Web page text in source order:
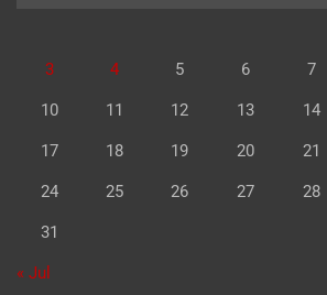
3 4 5 6 7
10 11 12 13 14
17 18 19 20 21
24 25 26 27 28
31
« Jul